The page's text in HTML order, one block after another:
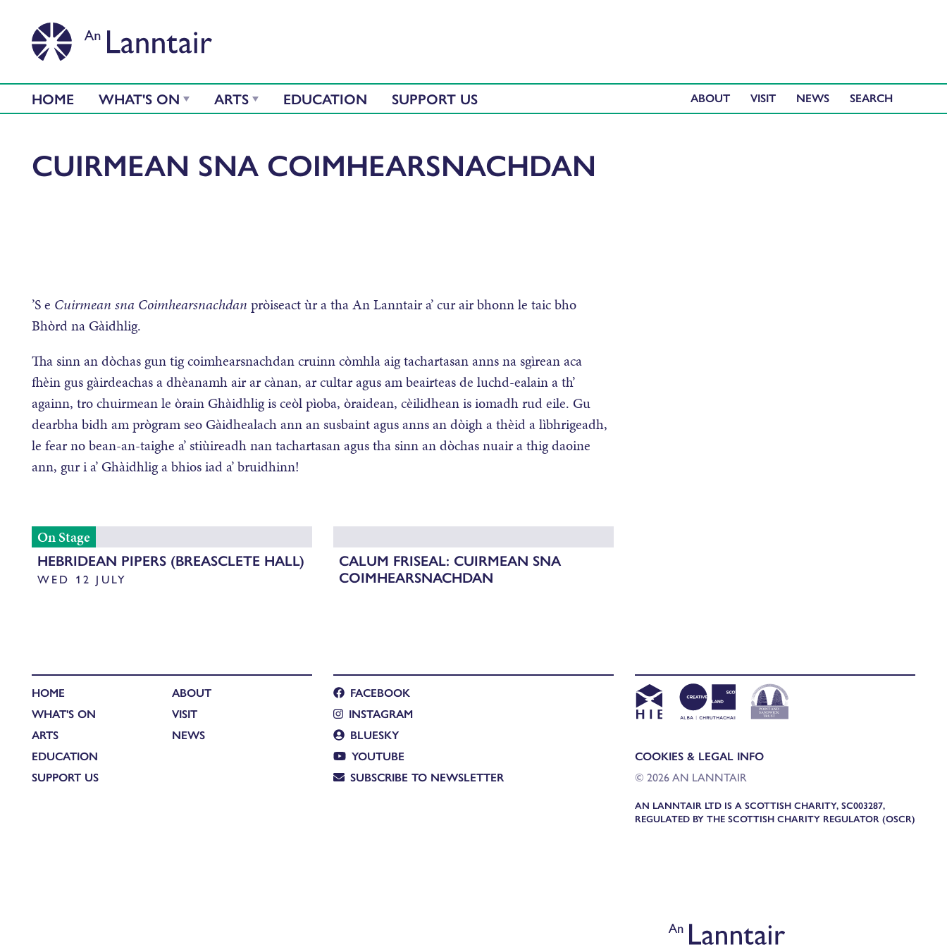
HOME WHAT'S ON ARTS EDUCATION SUPPORT US ABOUT VISIT NEWS
CUIRMEAN SNA COIMHEARSNACHDAN
’S e Cuirmean sna Coimhearsnachdan pròiseact ùr a tha An Lanntair a’ cur air bhonn le taic bho
Bhòrd na Gàidhlig.
Tha sinn an dòchas gun tig coimhearsnachdan cruinn còmhla aig tachartasan anns na sgìrean aca
fhèin gus gàirdeachas a dhèanamh air ar cànan, ar cultar agus am beairteas de luchd-ealain a th’
againn, tro chuirmean le òrain Ghàidhlig is ceòl pìoba, òraidean, cèilidhean is iomadh rud eile. Gu
dearbha bidh am prògram seo Gàidhealach ann an susbaint agus anns an dòigh a thèid a lìbhrigeadh,
le fear no bean-an-taighe a’ stiùireadh nan tachartasan agus tha sinn an dòchas nuair a thig daoine
ann, gur i a’ Ghàidhlig a bhios iad a’ bruidhinn!
On Stage
HEBRIDEAN PIPERS (BREASCLETE HALL)
WED 12 JULY
CALUM FRISEAL: CUIRMEAN SNA
COIMHEARSNACHDAN
HOME
WHAT'S ON
ARTS
EDUCATION
SUPPORT US
ABOUT
VISIT
NEWS
FACEBOOK
INSTAGRAM
BLUESKY
YOUTUBE
SUBSCRIBE TO NEWSLETTER
COOKIES & LEGAL INFO
© 2026 AN LANNTAIR
AN LANNTAIR LTD IS A SCOTTISH CHARITY, SC003287,
REGULATED BY THE SCOTTISH CHARITY REGULATOR (OSCR)